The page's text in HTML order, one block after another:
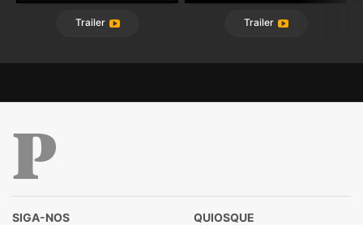
Trailer Trailer
SIGA-NOS
QUIOSQUE